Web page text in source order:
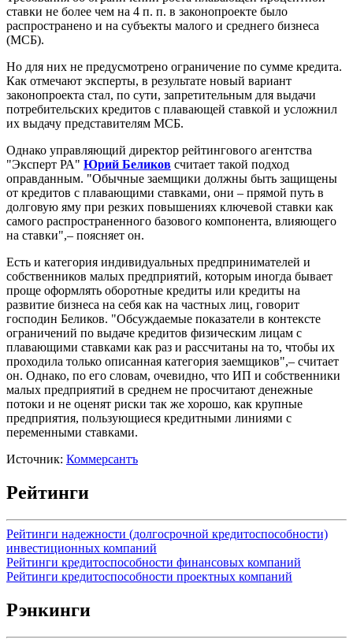
ставки не более чем на 4 п. п. в законопроекте было
распространено и на субъекты малого и среднего бизнеса
(МСБ).
Но для них не предусмотрено ограничение по сумме кредита.
Как отмечают эксперты, в результате новый вариант
законопроекта стал, по сути, запретительным для выдачи
потребительских кредитов с плавающей ставкой и усложнил
их выдачу представителям МСБ.
Однако управляющий директор рейтингового агентства
"Эксперт РА" Юрий Беликов считает такой подход
оправданным. "Обычные заемщики должны быть защищены
от кредитов с плавающими ставками, они – прямой путь в
долговую яму при резких повышениях ключевой ставки как
самого распространенного базового компонента, влияющего
на ставки",– поясняет он.
Есть и категория индивидуальных предпринимателей и
собственников малых предприятий, которым иногда бывает
проще оформлять оборотные кредиты или кредиты на
развитие бизнеса на себя как на частных лиц, говорит
господин Беликов. "Обсуждаемые показатели в контексте
ограничений по выдаче кредитов физическим лицам с
плавающими ставками как раз и рассчитаны на то, чтобы их
проходила только описанная категория заемщиков",– считает
он. Однако, по его словам, очевидно, что ИП и собственники
малых предприятий в среднем не просчитают денежные
потоки и не оценят риски так же хорошо, как крупные
предприятия, пользующиеся кредитными линиями с
переменными ставками.
Источник: Коммерсантъ
Рейтинги
Рейтинги надежности (долгосрочной кредитоспособности)
инвестиционных компаний
Рейтинги кредитоспособности финансовых компаний
Рейтинги кредитоспособности проектных компаний
Рэнкинги